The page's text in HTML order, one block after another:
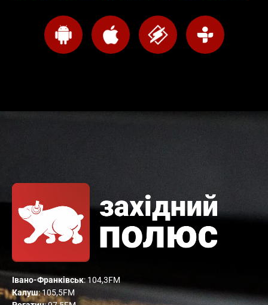
Івано-Франківськ: 104,3FM
Калуш: 105,5FM